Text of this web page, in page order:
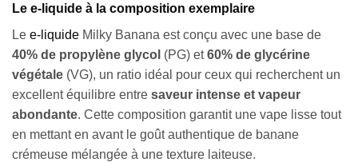
Le e-liquide à la composition exemplaire
Le e-liquide Milky Banana est conçu avec une base de
40% de propylène glycol (PG) et60% de glycérine
végétale (VG), un ratio idéal pour ceux qui recherchent un
excellent équilibre entre saveur intense et vapeur
abondante. Cette composition garantit une vape lisse tout
en mettant en avant le goût authentique de banane
crémeuse mélangée à une texture laiteuse.